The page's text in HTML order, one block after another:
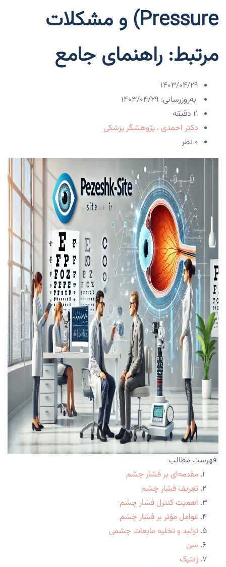
Pressure) و مشکلات
مرتبط: راهنمای جامع
۱۴۰۳/۰۴/۲۹
به‌روزرسانی: ۱۴۰۳/۰۴/۲۹
11 دقیقه
دکتر احمدی ، پژوهشگر پزشکی
۰ نظر
فهرست مطالب
مقدمه‌ای بر فشار چشم
تعریف فشار چشم
اهمیت کنترل فشار چشم
عوامل مؤثر بر فشار چشم
تولید و تخلیه مایعات چشمی
سن
ژنتیک